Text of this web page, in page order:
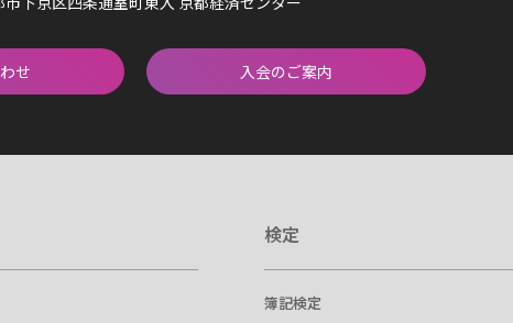
せ 入会のご案内
検定
簿記検定